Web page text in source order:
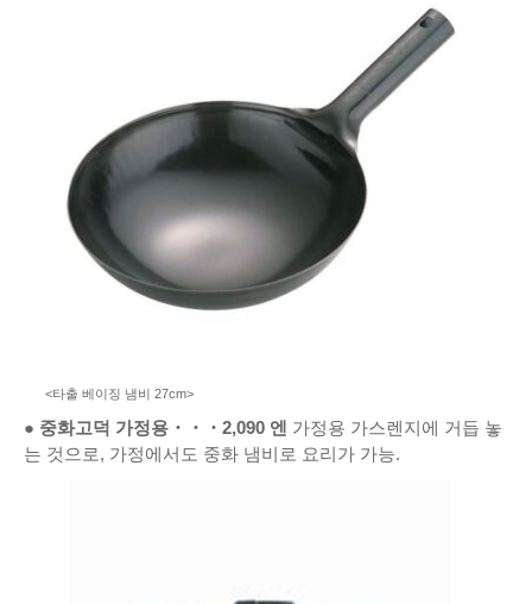
<타출 베이징 냄비 27cm>
● 중화고덕 가정용 ・・・ 2,090 엔 가정용 가스렌지에 거듭 놓
는 것으로, 가정에서도 중화 냄비로 요리가 가능.